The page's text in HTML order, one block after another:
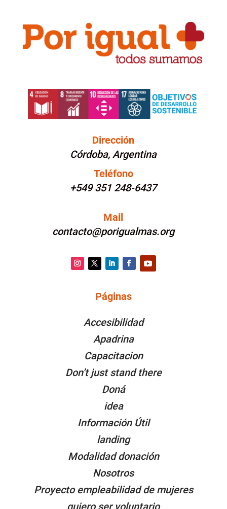
Dirección
Córdoba, Argentina
Teléfono
+549 351 248-6437
Mail
contacto@porigualmas.org
Facebook
Páginas
Accesibilidad
Apadrina
Capacitacion
Don’t just stand there
Doná
idea
Información Útil
landing
Modalidad donación
Nosotros
Proyecto empleabilidad de mujeres
quiero ser voluntario